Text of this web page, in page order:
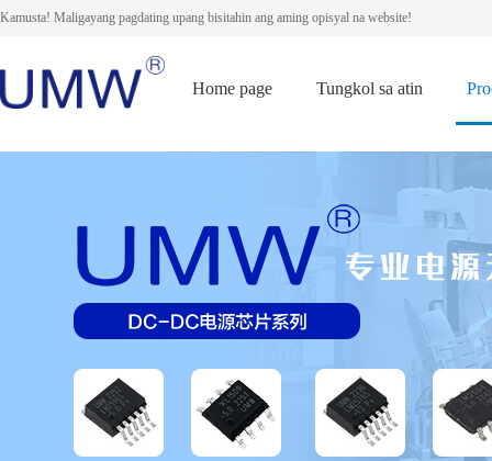
Kamusta! Maligayang pagdating upang bisitahin ang aming opisyal na website!
Home page Tungkol sa atin